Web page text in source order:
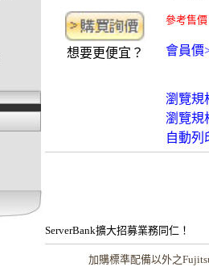
想要更便宜？
參考售
會員價
瀏覽規
瀏覽規
自動列
ServerBank擴大招募業務同仁！
加購標準配備以外之